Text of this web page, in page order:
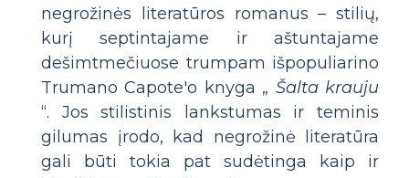
negrožinės literatūros romanus – stilių,
kurį septintajame ir aštuntajame
dešimtmečiuose trumpam išpopuliarino
Trumano Capote'o knyga „ Šalta krauju
“. Jos stilistinis lankstumas ir teminis
gilumas įrodo, kad negrožinė literatūra
gali būti tokia pat sudėtinga kaip ir